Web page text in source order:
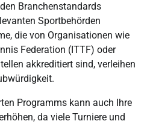
Branchenstandards
Sportbehörden
die von Organisationen wie
Federation (ITTF) oder
akkreditiert sind, verleihen
Programms kann auch Ihre
da viele Turniere und